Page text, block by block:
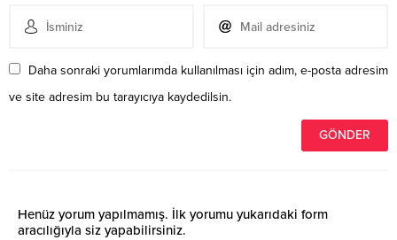
Daha sonraki yorumlarımda kullanılması için adım, e-posta adresim
ve site adresim bu tarayıcıya kaydedilsin.
Henüz yorum yapılmamış. İlk yorumu yukarıdaki form
aracılığıyla siz yapabilirsiniz.